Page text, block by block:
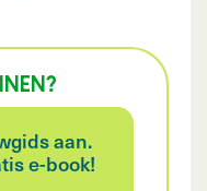
aan.
e-book!